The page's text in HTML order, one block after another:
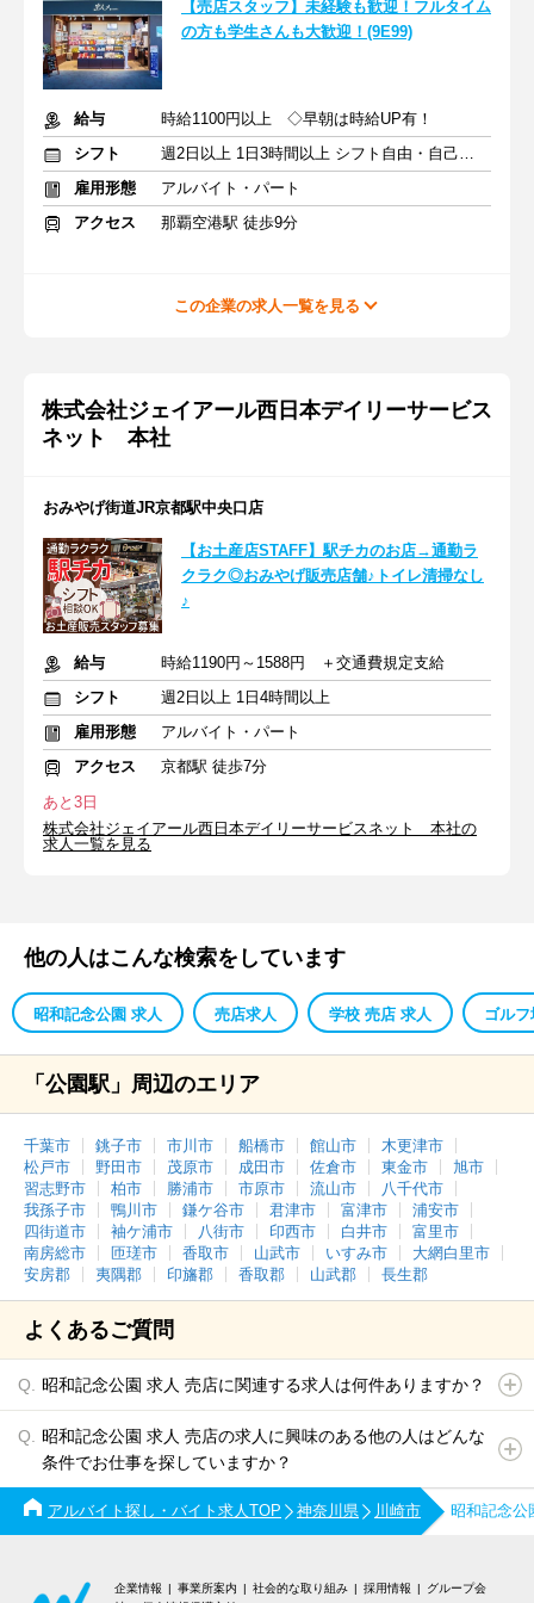
【売店スタッフ】未経験も歓迎！フルタイム
の方も学生さんも大歓迎！(9E99)
給与
時給1100円以上 ◇早朝は時給UP有！
シフト
週2日以上 1日3時間以上 シフト自由・自己申告
雇用形態
アルバイト・パート
アクセス
那覇空港駅 徒歩9分
この企業の求人一覧を見る
株式会社ジェイアール西日本デイリーサービス
ネット 本社
おみやげ街道JR京都駅中央口店
【お土産店STAFF】駅チカのお店→通勤ラ
クラク◎おみやげ販売店舗♪トイレ清掃なし
♪
給与
時給1190円～1588円 ＋交通費規定支給
シフト
週2日以上 1日4時間以上
雇用形態
アルバイト・パート
アクセス
京都駅 徒歩7分
あと3日
株式会社ジェイアール西日本デイリーサービスネット 本社の
求人一覧を見る
他の人はこんな検索をしています
昭和記念公園 求人 売店求人 学校 売店 求人 ゴル
「公園駅」周辺のエリア
千葉市 銚子市 市川市 船橋市 館山市
木更津市
松戸市
野田市 茂原市 成田市 佐倉市 東金市
旭市
習志野市
柏市 勝浦市 市原市 流山市
八千代市
我孫子市
鴨川市 鎌ケ谷市 君津市 富津市
浦安市
四街道市
袖ケ浦市 八街市 印西市 白井市
富里市
南房総市
匝瑳市 香取市 山武市 いすみ市
大網白里市
安房郡
夷隅郡 印旛郡 香取郡 山武郡 長生郡
よくあるご質問
昭和記念公園 求人 売店に関連する求人は何件ありますか？
昭和記念公園 求人 売店の求人に興味のある他の人はどんな
条件でお仕事を探していますか？
アルバイト探し・バイト求人TOP 神奈川県 川崎市 昭和記念公
企業情報 事業所案内 社会的な取り組み 採用情報
グループ会